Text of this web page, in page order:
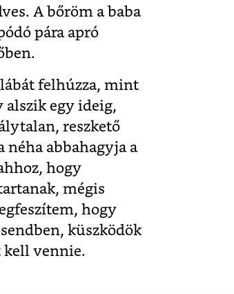
A bőröm a baba
pára apró
felhúzza, mint
alszik egy ideig,
reszkető
néha abbahagyja a
hogy
mégis
hogy
küszködök
kell vennie.